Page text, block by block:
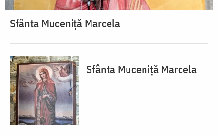
Sfânta Muceniță Marcela
Sfânta Muceniță Marcela